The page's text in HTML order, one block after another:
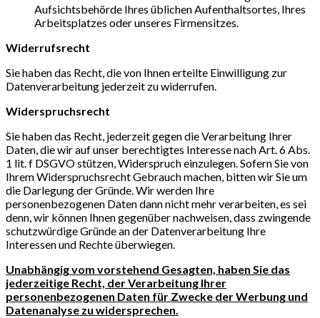
Aufsichtsbehörde Ihres üblichen Aufenthaltsortes, Ihres
Arbeitsplatzes oder unseres Firmensitzes.
Widerrufsrecht
Sie haben das Recht, die von Ihnen erteilte Einwilligung zur
Datenverarbeitung jederzeit zu widerrufen.
Widerspruchsrecht
Sie haben das Recht, jederzeit gegen die Verarbeitung Ihrer
Daten, die wir auf unser berechtigtes Interesse nach Art. 6 Abs.
1 lit. f DSGVO stützen, Widerspruch einzulegen. Sofern Sie von
Ihrem Widerspruchsrecht Gebrauch machen, bitten wir Sie um
die Darlegung der Gründe. Wir werden Ihre
personenbezogenen Daten dann nicht mehr verarbeiten, es sei
denn, wir können Ihnen gegenüber nachweisen, dass zwingende
schutzwürdige Gründe an der Datenverarbeitung Ihre
Interessen und Rechte überwiegen.
Unabhängig vom vorstehend Gesagten, haben Sie das
jederzeitige Recht, der Verarbeitung Ihrer
personenbezogenen Daten für Zwecke der Werbung und
Datenanalyse zu widersprechen.